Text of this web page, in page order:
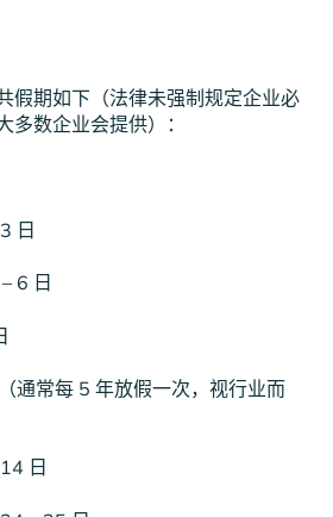
假期如下（法律未强制规定企业必
多数企业会提供）：
日
6 日
通常每 5 年放假一次，视行业而
日